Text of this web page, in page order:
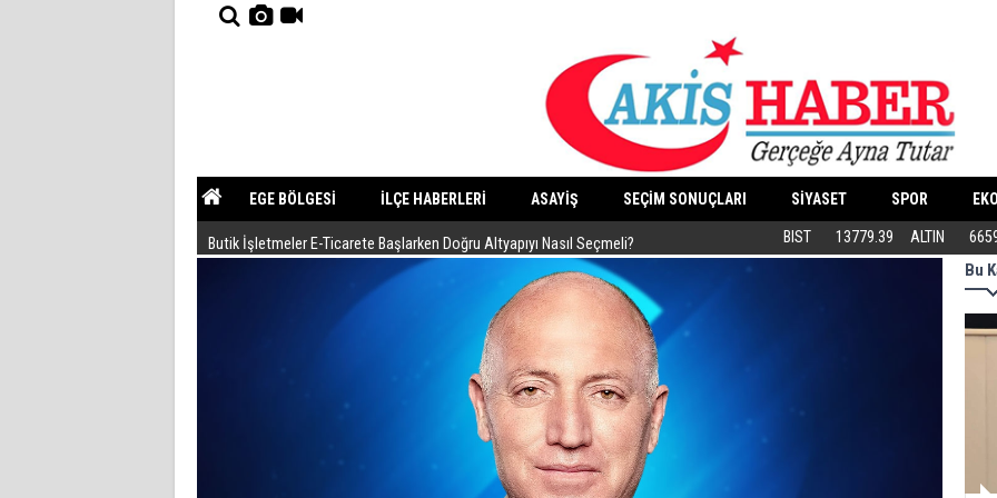
EGE BÖLGESİ İLÇE HABERLERİ ASAYİŞ SEÇİM SONUÇLARI SİYASET SPOR
YAZARLAR GÜNDEM
Butik İşletmeler E-Ticarete Başlarken Doğru Altyapıyı Nasıl Seçmeli? Eski Dolgular Ultrasonla Tespit Edilip
BIST 13779.39 ALTIN
Bu